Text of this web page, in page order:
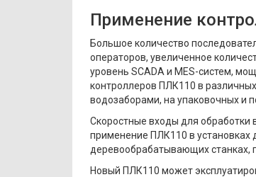
Применение
Большое количество
операторов, увеличенное
уровень SCADA и MES-систем,
контроллеров ПЛК110 в
водозаборами, на упаковочных и
Скоростные входы для обработки
применение ПЛК110 в установках
деревообрабатывающих станках,
Новый ПЛК110 может